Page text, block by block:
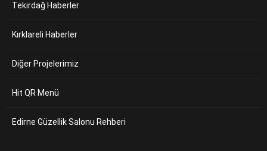
Tekirdağ Haberler
Kırklareli Haberler
Diğer Projelerimiz
Hit QR Menü
Edirne Güzellik Salonu Rehberi